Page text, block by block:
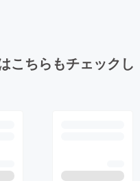
こちらもチェックし